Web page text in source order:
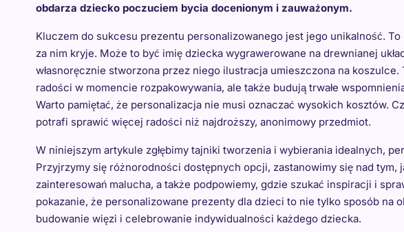
obdarza dziecko poczuciem bycia docenionym i zauważonym.
Kluczem do sukcesu prezentu personalizowanego jest jego unikalność.
za nim kryje. Może to być imię dziecka wygrawerowane na drewnianej
własnoręcznie stworzona przez niego ilustracja umieszczona na
radości w momencie rozpakowywania, ale także budują trwałe
Warto pamiętać, że personalizacja nie musi oznaczać wysokich kosztów.
potrafi sprawić więcej radości niż najdroższy, anonimowy przedmiot.
W niniejszym artykule zgłębimy tajniki tworzenia i wybierania idealnych,
Przyjrzymy się różnorodności dostępnych opcji, zastanowimy się nad tym,
zainteresowań malucha, a także podpowiemy, gdzie szukać inspiracji i
pokazanie, że personalizowane prezenty dla dzieci to nie tylko sposób na
budowanie więzi i celebrowanie indywidualności każdego dziecka.